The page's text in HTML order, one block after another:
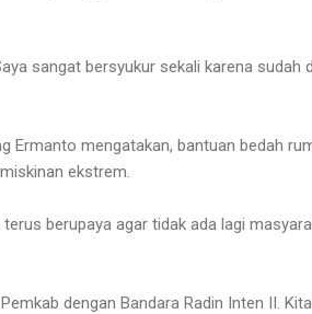
sangat bersyukur sekali karena sudah
Ermanto mengatakan, bantuan bedah
ekstrem.
berupaya agar tidak ada lagi
dengan Bandara Radin Inten II.